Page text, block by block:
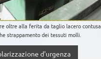
oltre alla ferita da taglio lacero contusa
strappamento dei tessuti molli.
d'urgenza